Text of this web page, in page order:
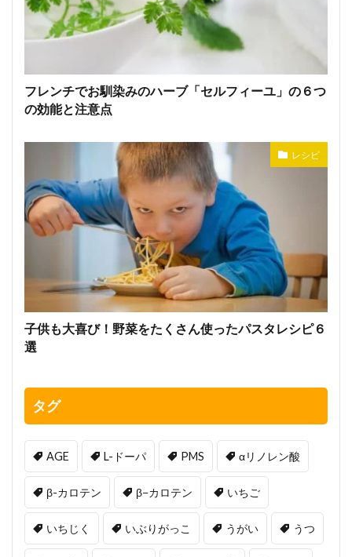
フレンチでお馴染みのハーブ「セルフィーユ」の６つ
の効能と注意点
レシピ
子供も大喜び！野菜をたくさん使ったパスタレシピ６
選
タグ
AGE L-ドーパ PMS αリノレン酸
β-カロテン β−カロテン いちご
いちじく いぶりがっこ うがい うつ